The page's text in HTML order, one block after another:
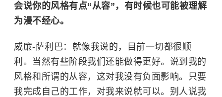
会说你的风格有点“从容”，有时候也可能被理解
为漫不经心。
威廉-萨利巴： 就像我说的，目前一切都很顺
利。当然有些阶段我们还能做得更好。说到我的
风格和所谓的从容，这对我没有负面影响。只要
我完成自己的工作，对我来说就可以。别人说我